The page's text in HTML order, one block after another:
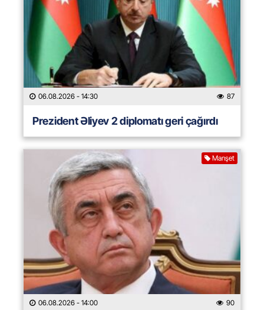
06.08.2026 - 14:30 87
Prezident Əliyev 2 diplomatı geri çağırdı
Manşet
06.08.2026 - 14:00 90